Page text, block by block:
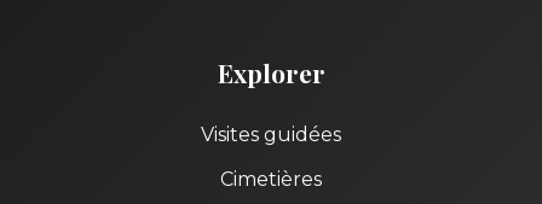
Explorer
Visites guidées
Cimetières